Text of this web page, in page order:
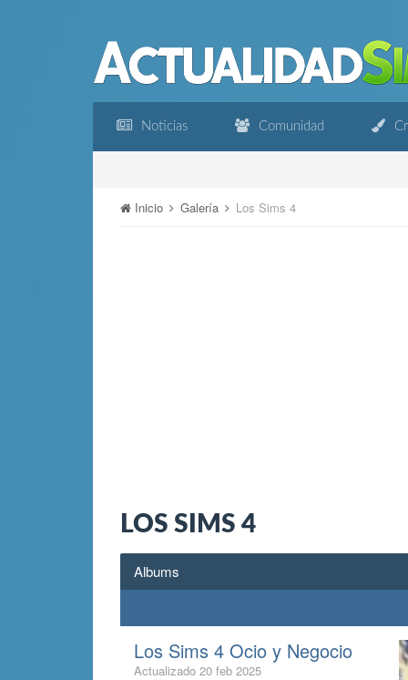
Noticias Comunidad
Inicio Galería Los Sims 4
LOS SIMS 4
Albums
Los Sims 4 Ocio y Negocio
Actualizado 20 feb 2025